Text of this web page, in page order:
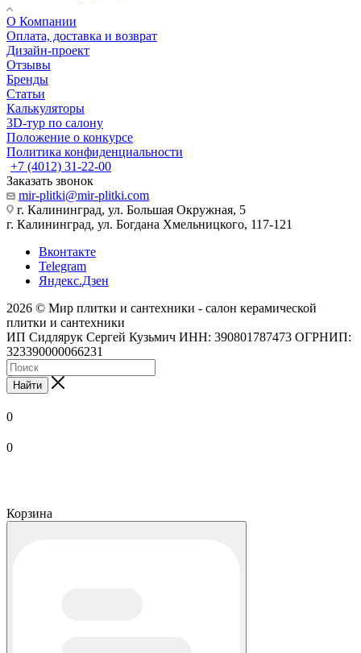
О Компании
Оплата, доставка и возврат
Дизайн-проект
Отзывы
Бренды
Статьи
Калькуляторы
3D-тур по салону
Положение о конкурсе
Политика конфиденциальности
+7 (4012) 31-22-00
Заказать звонок
mir-plitki@mir-plitki.com
г. Калининград, ул. Большая Окружная, 5
г. Калининград, ул. Богдана Хмельницкого, 117-121
Вконтакте
Telegram
Яндекс.Дзен
2026 © Мир плитки и сантехники - салон керамической
плитки и сантехники
ИП Сидлярук Сергей Кузьмич ИНН: 390801787473 ОГРНИП:
323390000066231
Найти
0
0
Корзина